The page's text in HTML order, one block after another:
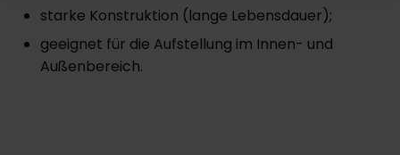
starke Konstruktion (lange Lebensdauer);
geeignet für die Aufstellung im Innen- und
Außenbereich.